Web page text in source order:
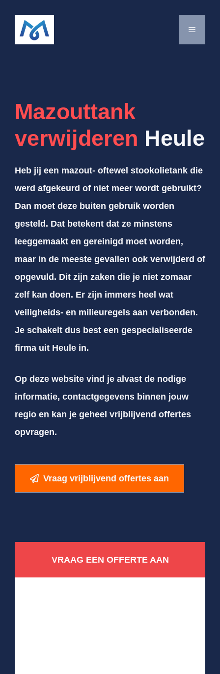
MENU
Mazouttank
verwijderen Heule
Heb jij een mazout- oftewel stookolietank die
werd afgekeurd of niet meer wordt gebruikt?
Dan moet deze buiten gebruik worden
gesteld. Dat betekent dat ze minstens
leeggemaakt en gereinigd moet worden,
maar in de meeste gevallen ook verwijderd of
opgevuld. Dit zijn zaken die je niet zomaar
zelf kan doen. Er zijn immers heel wat
veiligheids- en milieuregels aan verbonden.
Je schakelt dus best een gespecialiseerde
firma uit Heule in.
Op deze website vind je alvast de nodige
informatie, contactgegevens binnen jouw
regio en kan je geheel vrijblijvend offertes
opvragen.
Vraag vrijblijvend offertes aan
VRAAG EEN OFFERTE AAN